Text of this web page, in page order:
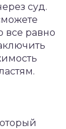
суд.
все равно